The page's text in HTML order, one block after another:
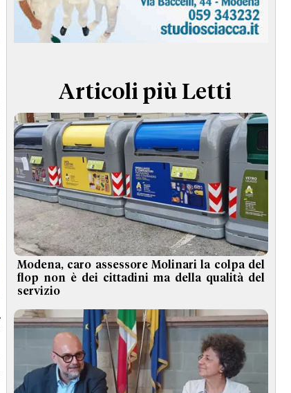
TERMINI e CONDIZIONI
Articoli più Letti
Modena, caro assessore Molinari la colpa del
flop non è dei cittadini ma della qualità del
servizio